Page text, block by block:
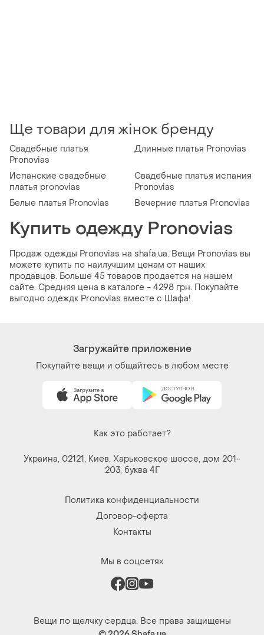
Ще товари для жінок бренду
Свадебные платья
Pronovias
Длинные платья Pronovias
Испанские свадебные
платья pronovias
Свадебные платья испания
Pronovias
Белые платья Pronovias
Вечерние платья Pronovias
Купить одежду Pronovias
Продаж одежды Pronovias на shafa.ua. Вещи Pronovias вы
можете купить по наилучшим ценам от наших
продавцов. Больше 45 товаров продается на нашем
сайте. Средняя цена в каталоге - 4298 грн. Покупайте
выгодно одеждк Pronovias вместе с Шафа!
Загружайте приложение
Покупайте вещи и общайтесь в любом месте
Как это работает?
Украина, 02121, Киев, Харьковское шоссе, дом 201-
203, буква 4Г
Политика конфиденциальности
Договор-оферта
Контакты
Мы в соцсетях
Вещи по щелчку сердца. Все права защищены